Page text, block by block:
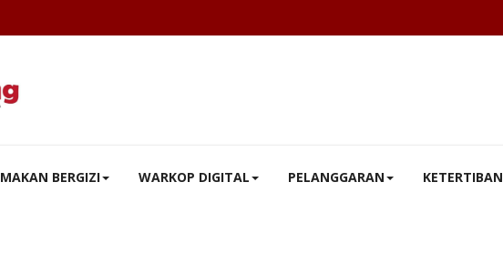
MAKAN BERGIZI WARKOP DIGITAL PELANGGARAN KETERTIBAN